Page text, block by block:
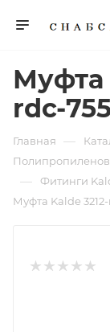
Муфта
rdc-
Главная —
— Фитинги
Муфта Kalde